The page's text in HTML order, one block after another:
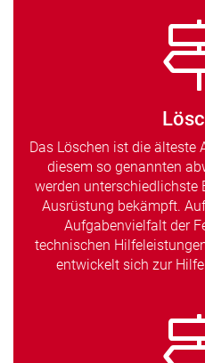
Das Löschen ist die älteste
diesem so genannten
werden unterschiedlichste
Ausrüstung bekämpft.
Aufgabenvielfalt der
technischen
entwickelt sich zur